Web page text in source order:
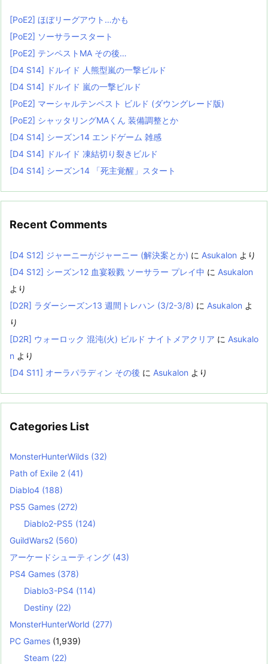
[PoE2] ほぼリーグアウト…かも
[PoE2] ソーサラースタート
[PoE2] テンペストMA その後…
[D4 S14] ドルイド 人熊型嵐の一撃ビルド
[D4 S14] ドルイド 嵐の一撃ビルド
[PoE2] マーシャルテンペスト ビルド (ダウングレード版)
[PoE2] シャッタリングMAくん 装備調整とか
[D4 S14] シーズン14 エンドゲーム 雑感
[D4 S14] ドルイド 凍結切り裂きビルド
[D4 S14] シーズン14 「死主覚醒」スタート
Recent Comments
[D4 S12] ジャーニーがジャーニー (解決案とか) に Asukalon より
[D4 S12] シーズン12 血宴殺戮 ソーサラー プレイ中 に Asukalon
より
[D2R] ラダーシーズン13 週間トレハン (3/2-3/8) に Asukalon よ
り
[D2R] ウォーロック 混沌(火) ビルド ナイトメアクリア に Asukalo
n より
[D4 S11] オーラパラディン その後 に Asukalon より
Categories List
MonsterHunterWilds (32)
Path of Exile 2 (41)
Diablo4 (188)
PS5 Games (272)
Diablo2-PS5 (124)
GuildWars2 (560)
アーケードシューティング (43)
PS4 Games (378)
Diablo3-PS4 (114)
Destiny (22)
MonsterHunterWorld (277)
PC Games (1,939)
Steam (22)